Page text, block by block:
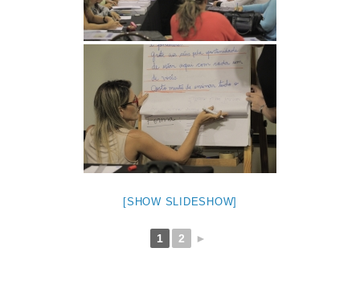
1 2 ►
Quem Sou:
Especialista em análise da
personalidade pela escrita.